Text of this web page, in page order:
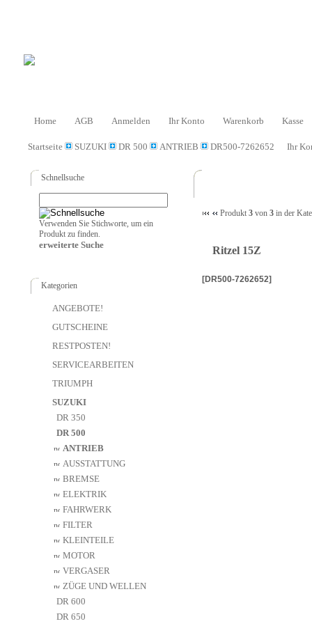
Home AGB Anmelden Ihr Konto Warenkorb Kasse
Startseite SUZUKI DR 500 ANTRIEB DR500-7262652 Ihr
Schnellsuche
Verwenden Sie Stichworte, um ein
Produkt zu finden.
erweiterte Suche
Kategorien
ANGEBOTE!
GUTSCHEINE
RESTPOSTEN!
SERVICEARBEITEN
TRIUMPH
SUZUKI
DR 350
DR 500
ANTRIEB
AUSSTATTUNG
BREMSE
ELEKTRIK
FAHRWERK
FILTER
KLEINTEILE
MOTOR
VERGASER
ZÜGE UND WELLEN
DR 600
DR 650
Produkt 3 von 3 in der
Ritzel 15Z
[DR500-7262652]